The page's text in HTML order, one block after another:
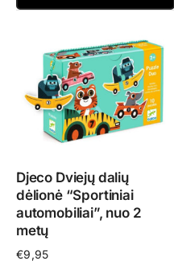
Djeco Dviejų dalių
dėlionė “Sportiniai
automobiliai”, nuo 2
metų
€9,95